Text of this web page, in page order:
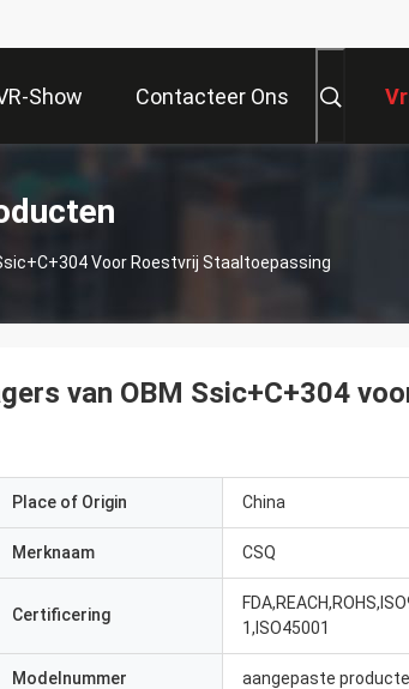
Show Contacteer Ons
Voor Roestvrij Staaltoepassing
van OBM Ssic+C+304
Place of Origin China
Merknaam CSQ
Certificering
1,ISO45001
Modelnummer aangepaste